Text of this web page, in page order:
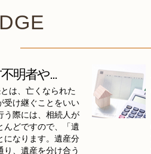
明者や...
は、亡くなられた
受け継ぐことをいい
う際には、相続人が
んどですので、「遺
になります。遺産分
り、遺産を分け合う